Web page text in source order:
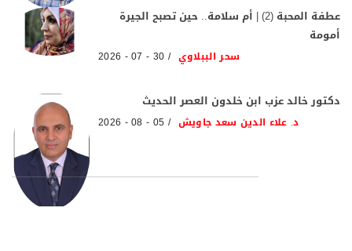
عطفة المحبة (2) | أم سلامة.. حين تصبح الجيرة
أمومة
سحر الببلاوي 30 - 07 - 2026
دكتور خالد عزب ابن خلدون العصر الحديث
د. علاء الدين سعد جاويش 05 - 08 - 2026